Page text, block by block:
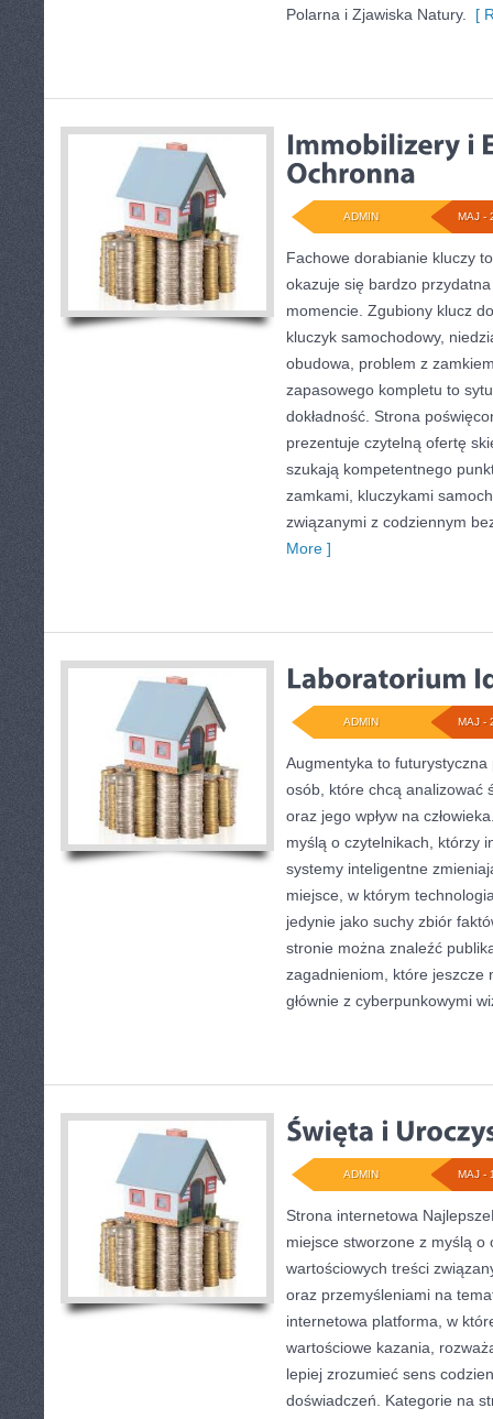
Polarna i Zjawiska Natury.
[
MAJ -
ADMIN
Fachowe dorabianie kluczy
okazuje się bardzo
momencie. Zgubiony klucz
kluczyk samochodowy,
obudowa, problem z
zapasowego kompletu to
dokładność. Strona
prezentuje czytelną ofertę
szukają kompetentnego
zamkami, kluczykami
związanymi z codziennym
More ]
MAJ -
ADMIN
Augmentyka to
osób, które chcą analizować
oraz jego wpływ na
myślą o czytelnikach, którzy
systemy inteligentne
miejsce, w którym
jedynie jako suchy zbiór
stronie można znaleźć
zagadnieniom, które jeszcze
głównie z cyberpunkowymi
MAJ -
ADMIN
Strona internetowa
miejsce stworzone z myślą
wartościowych treści
oraz przemyśleniami na
internetowa platforma, w
wartościowe kazania,
lepiej zrozumieć sens
doświadczeń. Kategorie na